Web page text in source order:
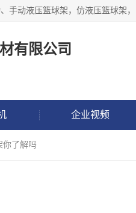
有限公司
企业视频
你了解吗